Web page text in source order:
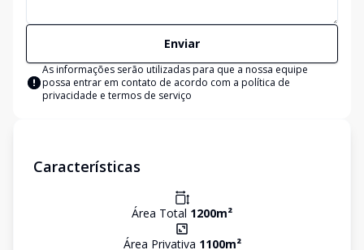
Enviar
As informações serão utilizadas para que a nossa equipe
possa entrar em contato de acordo com a política de
privacidade e termos de serviço
Características
Área Total 1200m²
Área Privativa 1100m²